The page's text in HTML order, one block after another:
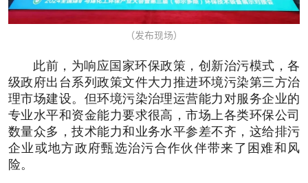
（发布现场）
此前，为响应国家环保政策，创新治污模式，各
级政府出台系列政策文件大力推进环境污染第三方治
理市场建设。但环境污染治理运营能力对服务企业的
专业水平和资金能力要求很高，市场上各类环保公司
数量众多，技术能力和业务水平参差不齐，这给排污
企业或地方政府甄选治污合作伙伴带来了困难和风
险。